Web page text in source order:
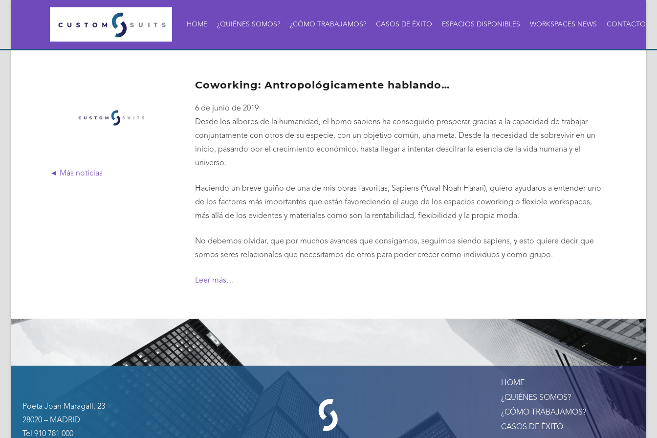
HOME ¿QUIÉNES SOMOS? ¿CÓMO TRABAJAMOS? CASOS DE ÉXITO ESPACIOS DISPONIBLES WORKSPACES NEWS CONTACTO
◄ Más noticias
Coworking: Antropológicamente hablando…
6 de junio de 2019
Desde los albores de la humanidad, el homo sapiens ha conseguido prosperar gracias a la capacidad de trabajar
conjuntamente con otros de su especie, con un objetivo común, una meta. Desde la necesidad de sobrevivir en un
inicio, pasando por el crecimiento económico, hasta llegar a intentar descifrar la esencia de la vida humana y el
universo.
Haciendo un breve guiño de una de mis obras favoritas, Sapiens (Yuval Noah Harari), quiero ayudaros a entender uno
de los factores más importantes que están favoreciendo el auge de los espacios coworking o flexible workspaces,
más allá de los evidentes y materiales como son la rentabilidad, flexibilidad y la propia moda.
No debemos olvidar, que por muchos avances que consigamos, seguimos siendo sapiens, y esto quiere decir que
somos seres relacionales que necesitamos de otros para poder crecer como individuos y como grupo.
Leer más…
Poeta Joan Maragall, 23
28020 – MADRID
Tel 910 781 000
HOME
¿QUIÉNES SOMOS?
¿CÓMO TRABAJAMOS?
CASOS DE ÉXITO